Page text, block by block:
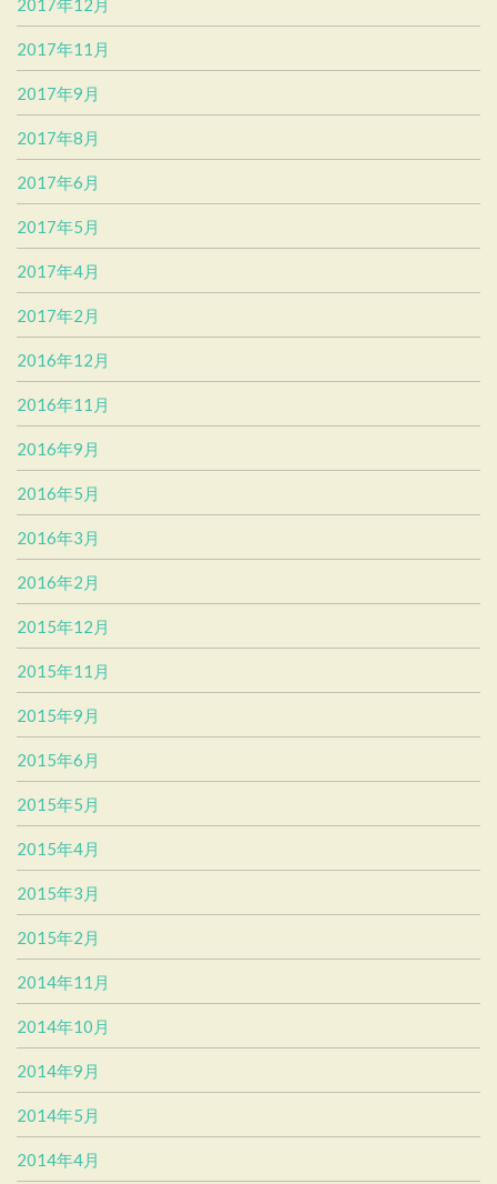
2017年12月
2017年11月
2017年9月
2017年8月
2017年6月
2017年5月
2017年4月
2017年2月
2016年12月
2016年11月
2016年9月
2016年5月
2016年3月
2016年2月
2015年12月
2015年11月
2015年9月
2015年6月
2015年5月
2015年4月
2015年3月
2015年2月
2014年11月
2014年10月
2014年9月
2014年5月
2014年4月